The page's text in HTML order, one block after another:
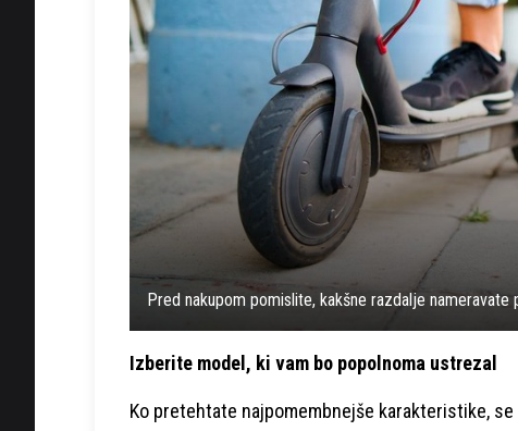
Pred nakupom pomislite, kakšne razdalje
Izberite model, ki vam bo popolnoma ustrezal
Ko pretehtate najpomembnejše karakteristike,